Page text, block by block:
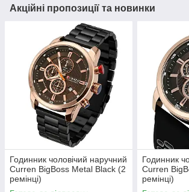
Акційні пропозиції та новинки
Годинник чоловічий наручний
Curren BigBoss Metal Black (2
ремінці)
Годинник
Curren
ремінці)